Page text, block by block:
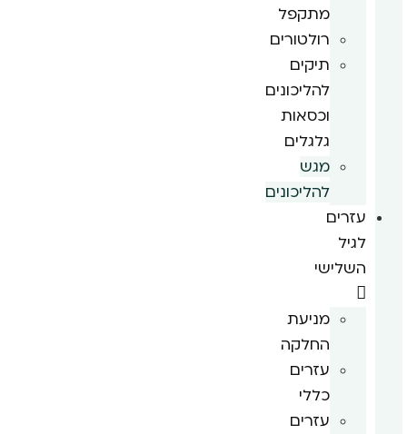
מתקפל
רולטורים
תיקים
להליכונים
וכסאות
גלגלים
מגש
להליכונים
עזרים
לגיל
השלישי
מניעת
החלקה
עזרים
כללי
עזרים